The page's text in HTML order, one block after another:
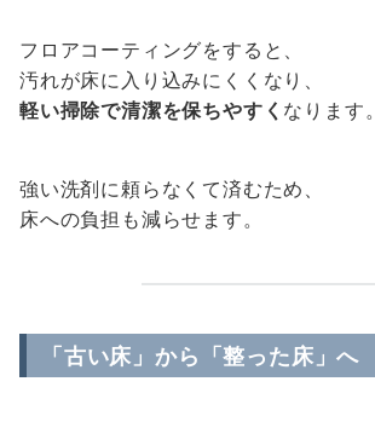
フロアコーティングをすると、
汚れが床に入り込みにくくなり、
軽い掃除で清潔を保ちやすく なります。
強い洗剤に頼らなくて済むため、
床への負担も減らせます。
「古い床」から「整った床」へ